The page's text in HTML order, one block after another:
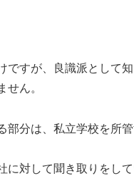
すが、良識派として
せん。
分は、私立学校を所
対して聞き取りをし